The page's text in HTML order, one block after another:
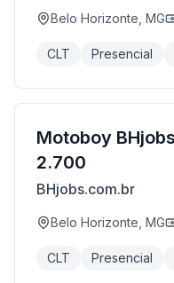
Belo Horizonte, MG
CLT Presencial
Motoboy
2.700
BHjobs.com.br
Belo Horizonte, MG
CLT Presencial